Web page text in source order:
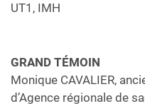
UT1, IMH
GRAND TÉMOIN
Monique CAVALIER,
d’Agence régionale de